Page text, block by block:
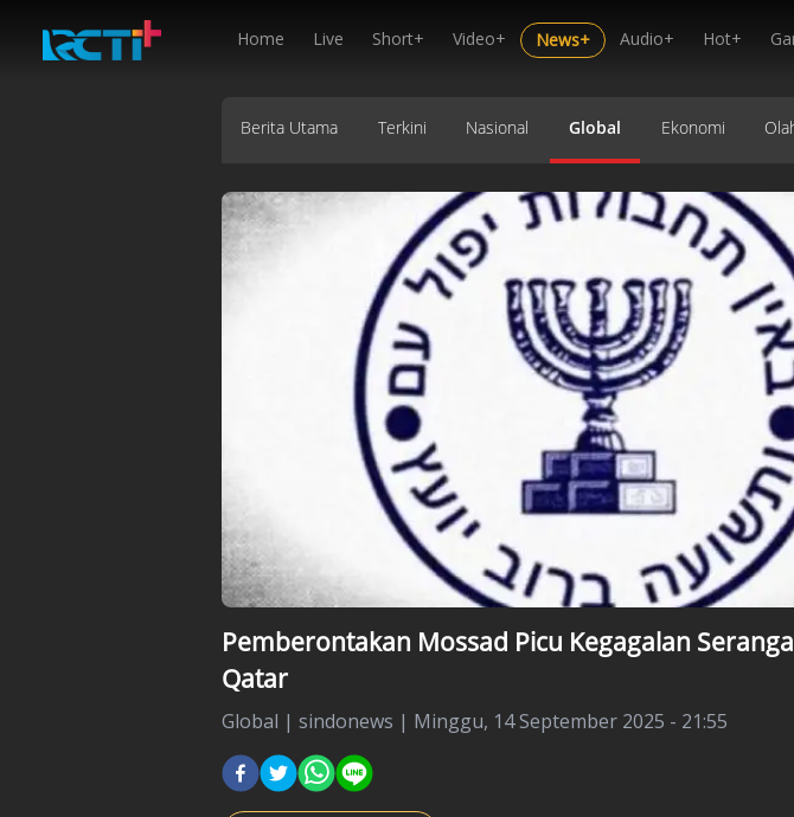
Home Live Short+ Video+ News+ Audio+ Hot+
Berita Utama Terkini Nasional Global Ekonomi
Pemberontakan Mossad Picu Kegagalan
Qatar
Global | sindonews | Minggu, 14 September 2025 - 21:55